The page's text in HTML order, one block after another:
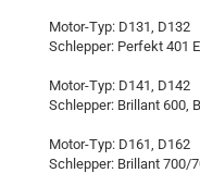
Motor-Typ: D131, D132
Schlepper: Perfekt 401
Motor-Typ: D141, D142
Schlepper: Brillant 600,
Motor-Typ: D161, D162
Schlepper: Brillant 700/